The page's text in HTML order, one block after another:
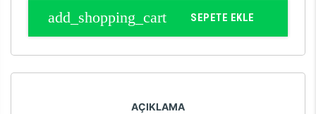
SEPETE EKLE
AÇIKLAMA